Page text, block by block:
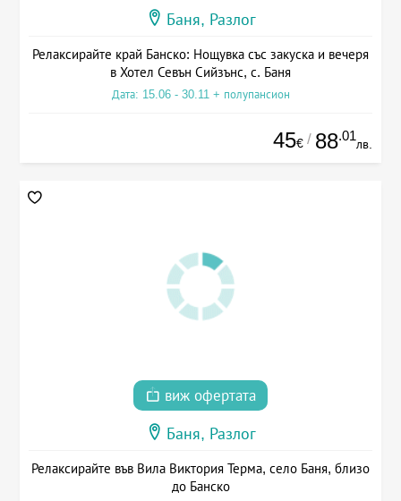
Баня, Разлог
Релаксирайте край Банско: Нощувка със закуска и вечеря
в Хотел Севън Сийзънс, с. Баня
Дата: 15.06 - 30.11 + полупансион
45€ / 88.01
лв.
виж офертата
Баня, Разлог
Релаксирайте във Вила Виктория Терма, село Баня, близо
до Банско